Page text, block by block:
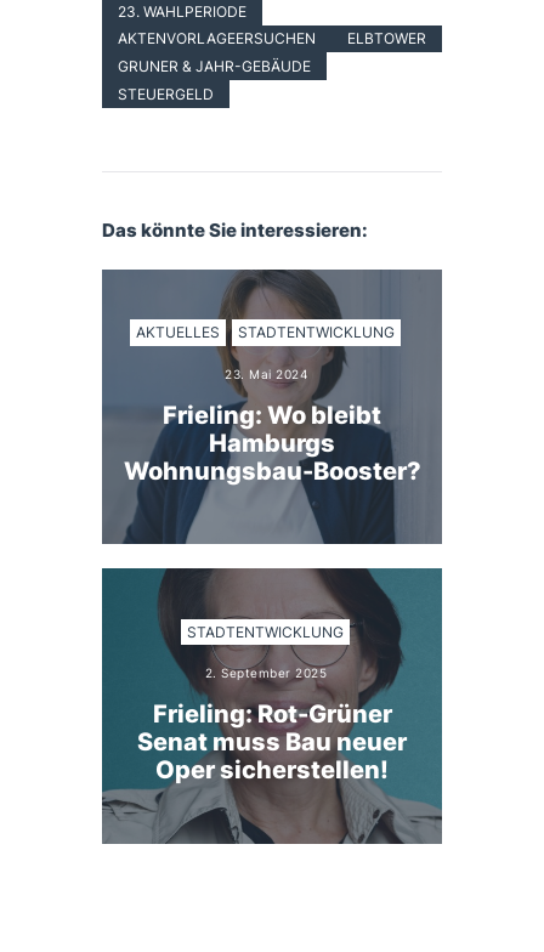
23. WAHLPERIODE
AKTENVORLAGEERSUCHEN
ELBTOWER
GRUNER & JAHR-GEBÄUDE
STEUERGELD
Das könnte Sie interessieren:
AKTUELLES STADTENTWICKLUNG
23. Mai 2024
Frieling: Wo bleibt
Hamburgs
Wohnungsbau-Booster?
STADTENTWICKLUNG
2. September 2025
Frieling: Rot-Grüner
Senat muss Bau neuer
Oper sicherstellen!